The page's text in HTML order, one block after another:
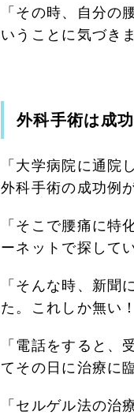
「その時、自分の
いうことに気づき
外科手術は成
「大学病院に通院
外科手術の成功例
「そこで腰痛に特
ーネットで探して
「そんな時、新聞
た。これしか無い
「電話をすると、
てその日に治療に
「セルゲル法の治